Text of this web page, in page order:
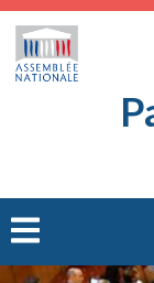
Cookies